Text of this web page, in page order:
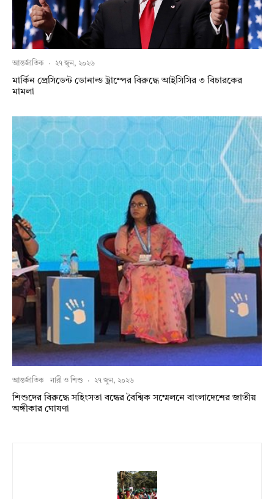
আন্তর্জাতিক · ২৭ জুন, ২০২৬
মার্কিন প্রেসিডেন্ট ডোনাল্ড ট্রাম্পের বিরুদ্ধে আইসিসির ৩ বিচারকের
মামলা
আন্তর্জাতিক নারী ও শিশু · ২৭ জুন, ২০২৬
শিশুদের বিরুদ্ধে সহিংসতা বন্ধের বৈশ্বিক সম্মেলনে বাংলাদেশের জাতীয়
অঙ্গীকার ঘোষণা